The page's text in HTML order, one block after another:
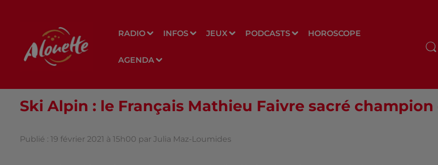
RADIO INFOS JEUX PODCASTS HOROSCOPE
AGENDA
Ski Alpin : le Français Mathieu Faivre sacré
Publié : 19 février 2021 à 15h00 par Julia Maz-Loumides